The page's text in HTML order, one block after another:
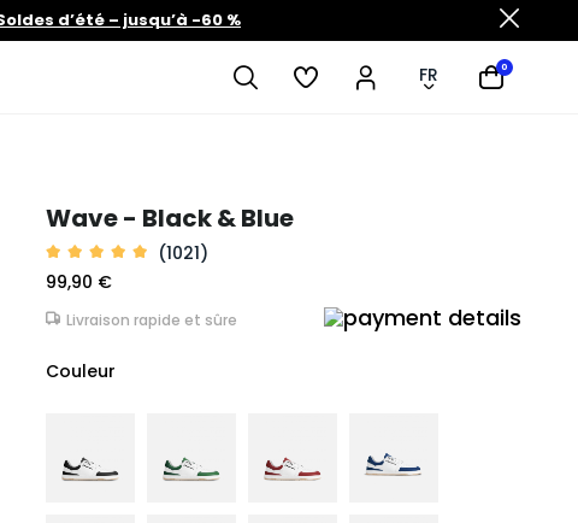
d’été – jusqu’à -60 %
FR 0
Wave - Black & Blue
(1021)
99,90 €
Livraison rapide et sûre
Couleur